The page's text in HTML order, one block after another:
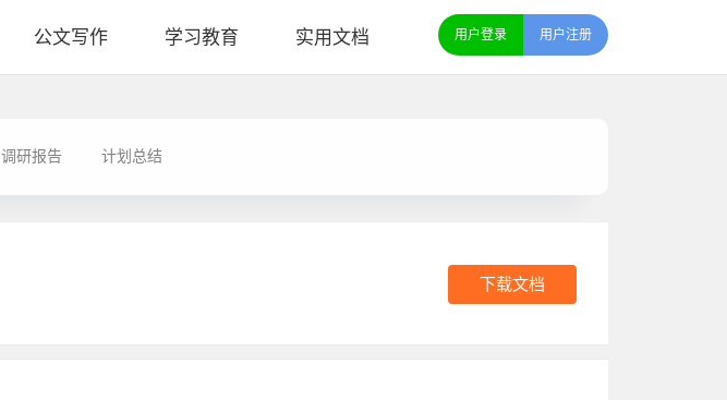
公文写作 学习教育 实用文档 用户登录 用户注册
调研报告 计划总结
下载文档